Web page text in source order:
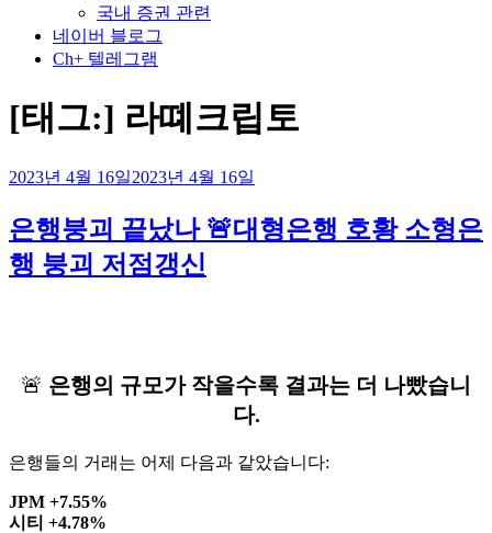
국내 증권 관련
네이버 블로그
Ch+ 텔레그램
[태그:] 라뗴크립토
작
일
자
2023년 4월 16일2023년 4월 16일
은행붕괴 끝났나 🚨대형은행 호황 소형은
행 붕괴 저점갱신
🚨 은행의 규모가 작을수록 결과는 더 나빴습니
다.
은행들의 거래는 어제 다음과 같았습니다:
JPM +7.55%
시티 +4.78%